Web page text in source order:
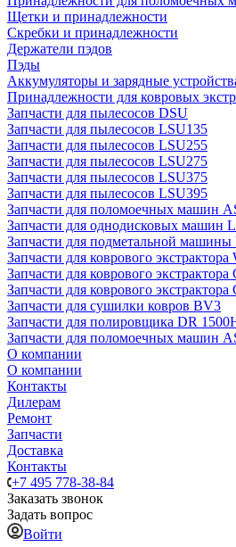
Щетки и принадлежности
Скребки и принадлежности
Держатели пэдов
Пэды
Аккумуляторы и зарядные
Принадлежности для ковровых
Запчасти для пылесосов DSU
Запчасти для пылесосов LSU135
Запчасти для пылесосов LSU255
Запчасти для пылесосов LSU275
Запчасти для пылесосов LSU375
Запчасти для пылесосов LSU395
Запчасти для поломоечных машин
Запчасти для однодисковых машин
Запчасти для подметальной машины
Запчасти для коврового
Запчасти для коврового
Запчасти для коврового
Запчасти для сушилки ковров BV3
Запчасти для полировщика DR
Запчасти для поломоечных машин
О компании
О компании
Контакты
Дилерам
Ремонт
Запчасти
Доставка
Контакты
+7 495 778-38-84
Заказать звонок
Задать вопрос
Войти